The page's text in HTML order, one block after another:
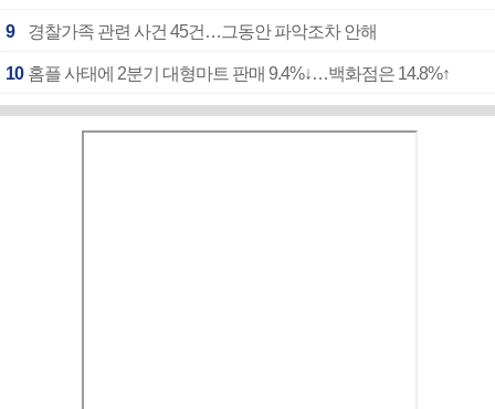
9 경찰가족 관련 사건 45건…그동안 파악조차 안해
10 홈플 사태에 2분기 대형마트 판매 9.4%↓…백화점은 14.8%↑